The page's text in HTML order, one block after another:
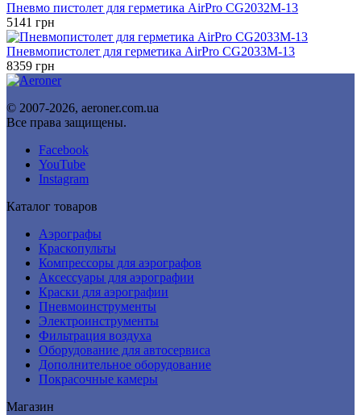
Пневмо пистолет для герметика AirPro CG2032M-13
5141 грн
Пневмопистолет для герметика AirPro CG2033M-13
8359 грн
© 2007-2026, aeroner.com.ua
Все права защищены.
Facebook
YouTube
Instagram
Каталог товаров
Аэрографы
Краскопульты
Компрессоры для аэрографов
Аксессуары для аэрографии
Краски для аэрографии
Пневмоинструменты
Электроинструменты
Фильтрация воздуха
Оборудование для автосервиса
Дополнительное оборудование
Покрасочные камеры
Магазин